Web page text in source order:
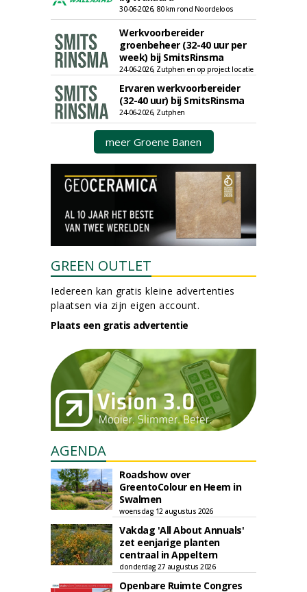
30-06-2026, 80 km rond Noordeloos
Werkvoorbereider
groenbeheer (32-40 uur per
week) bij SmitsRinsma
24-06-2026, Zutphen en op project locatie
Ervaren werkvoorbereider
(32-40 uur) bij SmitsRinsma
24-06-2026, Zutphen
meer Groene Banen
GREEN OUTLET
Iedereen kan gratis kleine advertenties
plaatsen via zijn eigen account.
Plaats een gratis advertentie
AGENDA
Roadshow over
GreentoColour en Heem in
Swalmen
woensdag 12 augustus 2026
Vakdag 'All About Annuals'
zet eenjarige planten
centraal in Appeltern
donderdag 27 augustus 2026
Openbare Ruimte Congres